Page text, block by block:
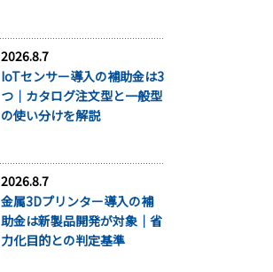
2026.8.7
IoTセンサー導入の補助金は3
つ｜カタログ注文型と一般型
の使い分けを解説
2026.8.7
金属3Dプリンター導入の補
助金は新製品開発が対象｜省
力化目的との判定基準